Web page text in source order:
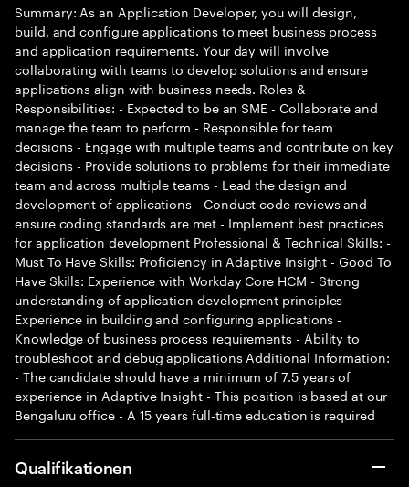
Summary: As an Application Developer, you will design,
build, and configure applications to meet business process
and application requirements. Your day will involve
collaborating with teams to develop solutions and ensure
applications align with business needs. Roles &
Responsibilities: - Expected to be an SME - Collaborate and
manage the team to perform - Responsible for team
decisions - Engage with multiple teams and contribute on key
decisions - Provide solutions to problems for their immediate
team and across multiple teams - Lead the design and
development of applications - Conduct code reviews and
ensure coding standards are met - Implement best practices
for application development Professional & Technical Skills: -
Must To Have Skills: Proficiency in Adaptive Insight - Good To
Have Skills: Experience with Workday Core HCM - Strong
understanding of application development principles -
Experience in building and configuring applications -
Knowledge of business process requirements - Ability to
troubleshoot and debug applications Additional Information:
- The candidate should have a minimum of 7.5 years of
experience in Adaptive Insight - This position is based at our
Bengaluru office - A 15 years full-time education is required
Qualifikationen